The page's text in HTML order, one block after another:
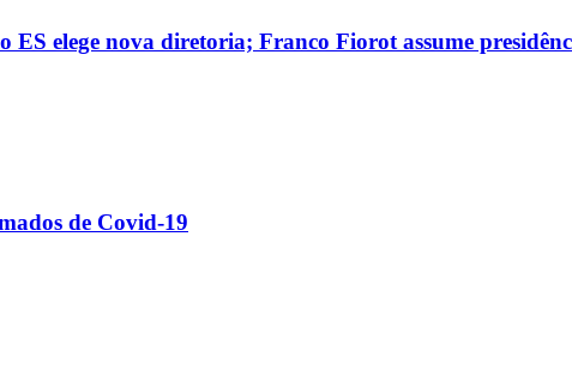
elege nova diretoria; Franco Fiorot assume
de Covid-19